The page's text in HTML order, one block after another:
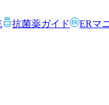
抗菌薬ガイド ERマ